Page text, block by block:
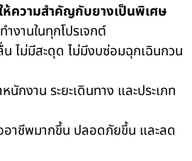
ความสำคัญกับยางเป็นพิเศษ
ำงานในทุกโปรเจกต์
ไม่มีสะดุด ไม่มีงบซ่อมฉุกเฉินกวน
นักงาน ระยะเดินทาง และประเภท
อาชีพมากขึ้น ปลอดภัยขึ้น และลด